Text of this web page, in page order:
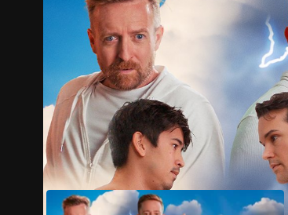
ตัวอย่าง ภาพนิ่ง เนื้อหาที่แนะนำ